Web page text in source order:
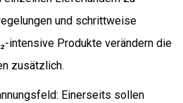
und schrittweise
intensive Produkte verändern die
zusätzlich.
Einerseits sollen